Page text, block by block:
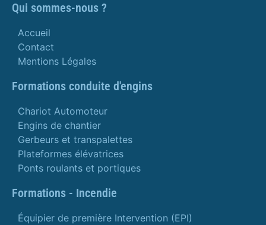
Qui sommes-nous ?
Accueil
Contact
Mentions Légales
Formations conduite d'engins
Chariot Automoteur
Engins de chantier
Gerbeurs et transpalettes
Plateformes élévatrices
Ponts roulants et portiques
Formations - Incendie
Équipier de première Intervention (EPI)